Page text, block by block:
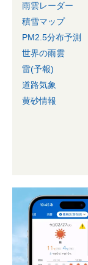
雨雲レーダー
積雪マップ
PM2.5分布予測
世界の雨雲
雷(予報)
道路気象
黄砂情報